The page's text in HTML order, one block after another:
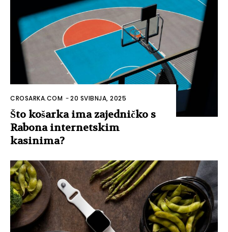
CROSARKA.COM -20 SVIBNJA, 2025
Što košarka ima zajedničko s
Rabona internetskim
kasinima?